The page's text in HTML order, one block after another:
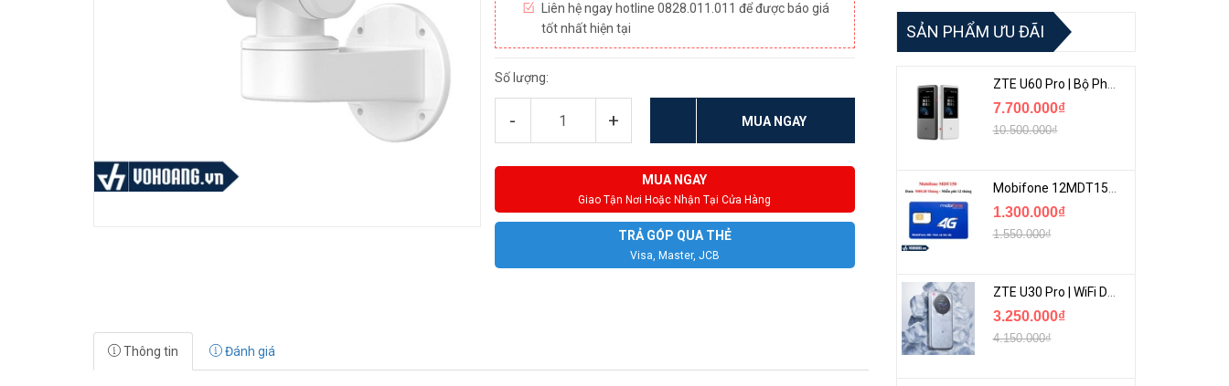
Liên hệ ngay hotline 0828.011.011 để được báo giá
tốt nhất hiện tại
Số lượng:
- + MUA NGAY
MUA NGAY
Giao Tận Nơi Hoặc Nhận Tại Cửa Hàng
TRẢ GÓP QUA THẺ
Visa, Master, JCB
Thông tin Đánh giá
SẢN PHẨM ƯU ĐÃI
ZTE U60 Pro | Bộ Phát 5G Cầm Tay Tích Hợp Công Nghệ WiFi 7, Pin 10000mAh
7.700.000₫
10.500.000₫
Mobifone 12MDT150 | Sim Chuyên 4G Mobifone Dung Lượng Cao 500GB/Tháng Gói 1 Năm
1.300.000₫
1.550.000₫
ZTE U30 Pro | WiFi Di Động 5G Tốc Độ Lên Đến 500Mbps, Màn Hình Cảm Ứng
3.250.000₫
4.150.000₫